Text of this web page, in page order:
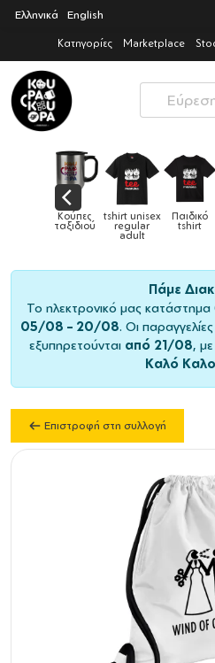
Ελληνικά English
Κατηγορίες Marketplace
Drill
Καπέλα
Καπέλα
ενηλίκων
Καπέλα
παιδικά
Πάμε
Το ηλεκτρονικό μας κατάστημα
05/08 – 20/08. Οι
εξυπηρετούνται από 21/08,
Καλό
Επιστροφή στη συλλογή